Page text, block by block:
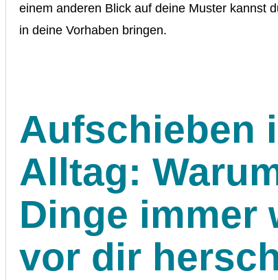
einem anderen Blick auf deine Muster kannst
in deine Vorhaben bringen.
Aufschieben
Alltag:
Dinge immer
vor dir